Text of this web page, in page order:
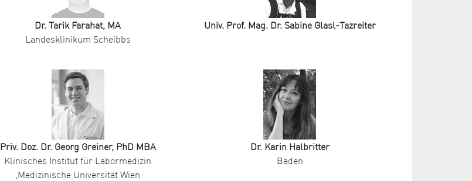
Dr. Tarik Farahat, MA
Landesklinikum Scheibbs
Univ. Prof. Mag. Dr. Sabine Glasl-Tazreiter
Priv. Doz. Dr. Georg Greiner, PhD MBA
Klinisches Institut für Labormedizin
,Medizinische Universität Wien
Dr. Karin Halbritter
Baden